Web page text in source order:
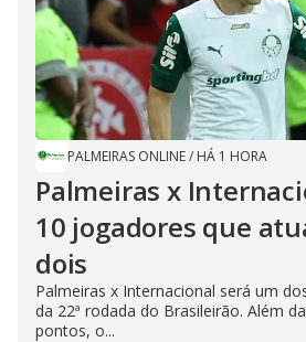
PALMEIRAS ONLINE/ HÁ 1 HORA
Palmeiras x
10 jogadores que
dois
Palmeiras x Internacional será um
da 22ª rodada do Brasileirão. Além
pontos, o...